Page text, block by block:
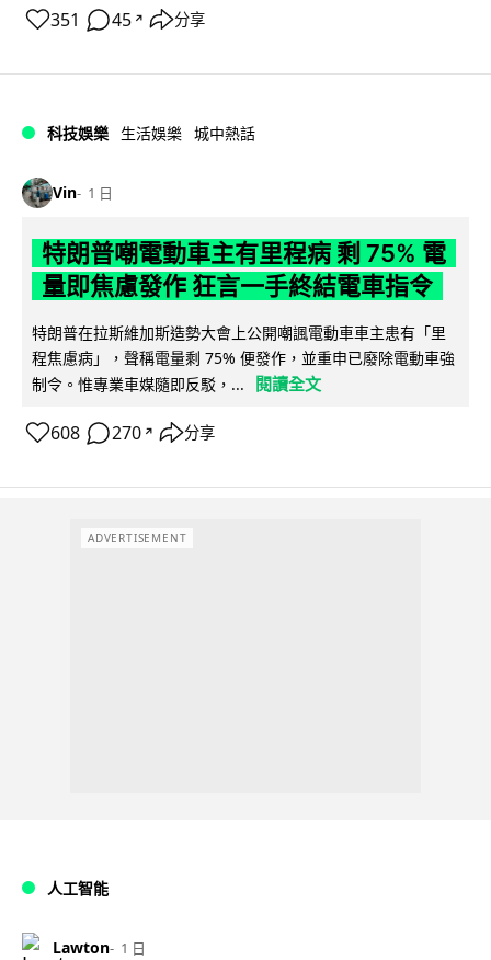
351 45 ↗ 分享
科技娛樂 生活娛樂 城中熱話
Vin 1 日
特朗普嘲電動車主有里程病 剩 75% 電
量即焦慮發作 狂言一手終結電車指令
特朗普在拉斯維加斯造勢大會上公開嘲諷電動車車主患有「里
程焦慮病」，聲稱電量剩 75% 便發作，並重申已廢除電動車強
制令。惟專業車媒隨即反駁，...
閱讀全文
608 270 ↗ 分享
ADVERTISEMENT
人工智能
Lawton 1 日